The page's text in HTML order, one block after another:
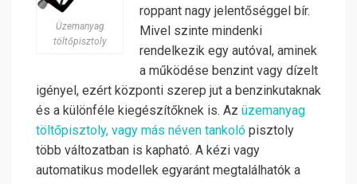
Üzemanyag
töltőpisztoly
roppant nagy jelentőséggel bír.
Mivel szinte mindenki
rendelkezik egy autóval, aminek
a működése benzint vagy dízelt
igényel, ezért központi szerep jut a benzinkutaknak
és a különféle kiegészítőknek is. Az üzemanyag
töltőpisztoly, vagy más néven tankoló pisztoly
több változatban is kapható. A kézi vagy
automatikus modellek egyaránt megtalálhatók a